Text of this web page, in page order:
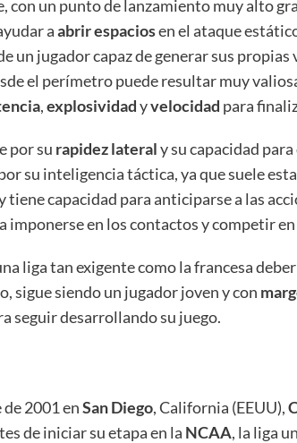
con un punto de lanzamiento muy alto
aabrir espaciosen el ataque
un jugador capaz de generar sus propias
el perímetro puede resultar muy
,explosividadyvelocidad para
por su rapidez lateraly su capacidad
su inteligencia táctica, ya que suele
capacidad para anticiparse a las
imponerse en los contactos y competir
liga tan exigente como la francesa
sigue siendo un jugador joven y con
seguir desarrollando su juego.
2001 enSan Diego, California (EEUU),
de iniciar su etapa en la NCAA, la liga